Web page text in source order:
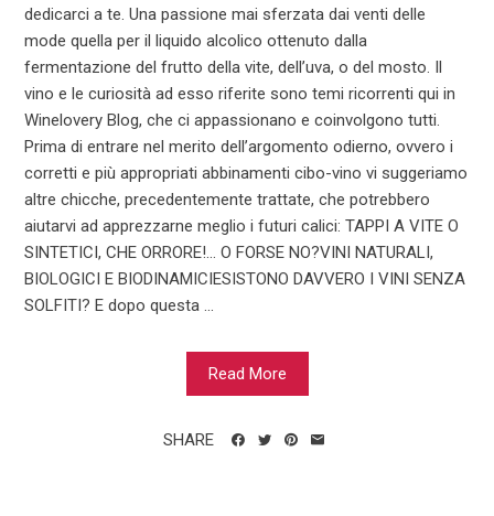
dedicarci a te. Una passione mai sferzata dai venti delle
mode quella per il liquido alcolico ottenuto dalla
fermentazione del frutto della vite, dell’uva, o del mosto. Il
vino e le curiosità ad esso riferite sono temi ricorrenti qui in
Winelovery Blog, che ci appassionano e coinvolgono tutti.
Prima di entrare nel merito dell’argomento odierno, ovvero i
corretti e più appropriati abbinamenti cibo-vino vi suggeriamo
altre chicche, precedentemente trattate, che potrebbero
aiutarvi ad apprezzarne meglio i futuri calici: TAPPI A VITE O
SINTETICI, CHE ORRORE!… O FORSE NO?VINI NATURALI,
BIOLOGICI E BIODINAMICIESISTONO DAVVERO I VINI SENZA
SOLFITI? E dopo questa ...
Read More
SHARE